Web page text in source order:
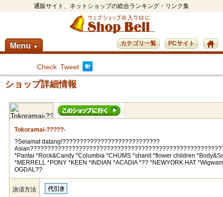
通販サイト、ネットショップの総合ランキング・リンク集
Menu ▼ PCサイト
カテゴリ一覧
Check Tweet
ショップ詳細情報
Tokoramai-?????-
?Selamat datang!????????????????????????????
*Pantai *Rock&Candy *Columbia *CHUMS *shanit *flower children
*MERRELL *PONY *KEEN *INDIAN *ACADIA *?? *NEWYORK HAT
OGDAL??
決済方法